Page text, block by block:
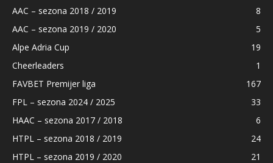
AAC – sezona 2018 / 2019
8
AAC – sezona 2019 / 2020
5
Alpe Adria Cup
19
Cheerleaders
1
FAVBET Premijer liga
167
FPL – sezona 2024 / 2025
33
HAAC – sezona 2017 / 2018
6
HTPL – sezona 2018 / 2019
24
HTPL – sezona 2019 / 2020
21